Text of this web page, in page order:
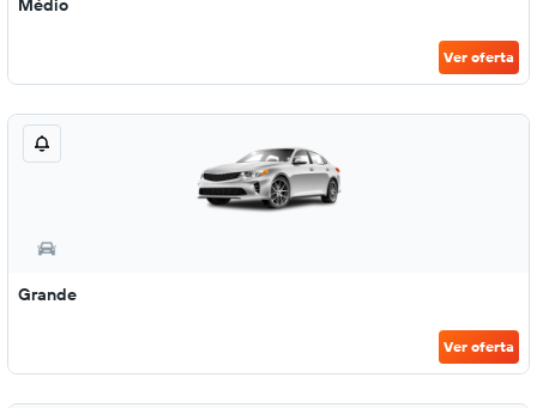
Médio
Ver oferta
Grande
Ver oferta